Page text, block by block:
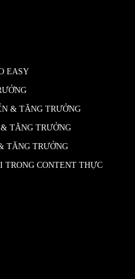
EASY
& TĂNG TRƯỞNG
TĂNG TRƯỞNG
TĂNG TRƯỞNG
CONTENT THỰC